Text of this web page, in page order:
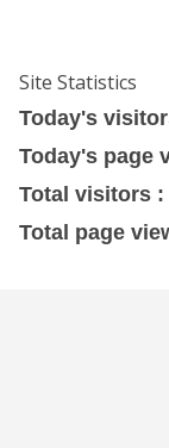
Site Statistics
Today's
Today's page
Total visitors :
Total page